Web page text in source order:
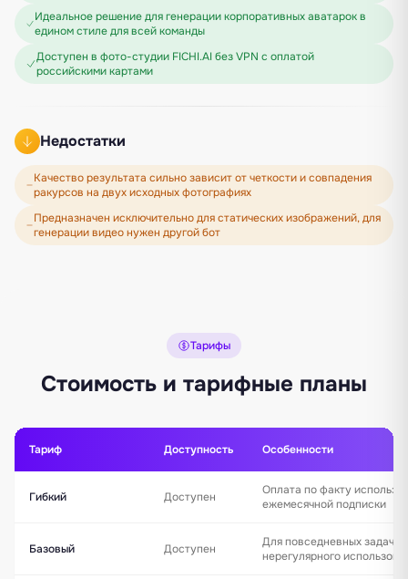
Идеальное решение для генерации корпоративных аватарок в
едином стиле для всей команды
Доступен в фото-студии FICHI.AI без VPN с оплатой
российскими картами
Недостатки
Качество результата сильно зависит от четкости и совпадения
ракурсов на двух исходных фотографиях
Предназначен исключительно для статических изображений, для
генерации видео нужен другой бот
Тарифы
Стоимость и тарифные планы
Тариф Доступность Особенности
Гибкий Доступен
Оплата по факту
ежемесячной подписки
Базовый Доступен
Для повседневных задач и
нерегулярного